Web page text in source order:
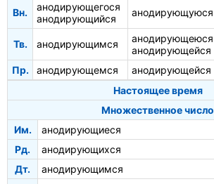
Вн.
анодирующегося
анодирующийся
анодирующуюся
Тв. анодирующимся
анодирующеюся
анодирующейся
Пр. анодирующемся анодирующейся
Настоящее время
Множественное число
Им.
анодирующиеся
Рд.
анодирующихся
Дт.
анодирующимся